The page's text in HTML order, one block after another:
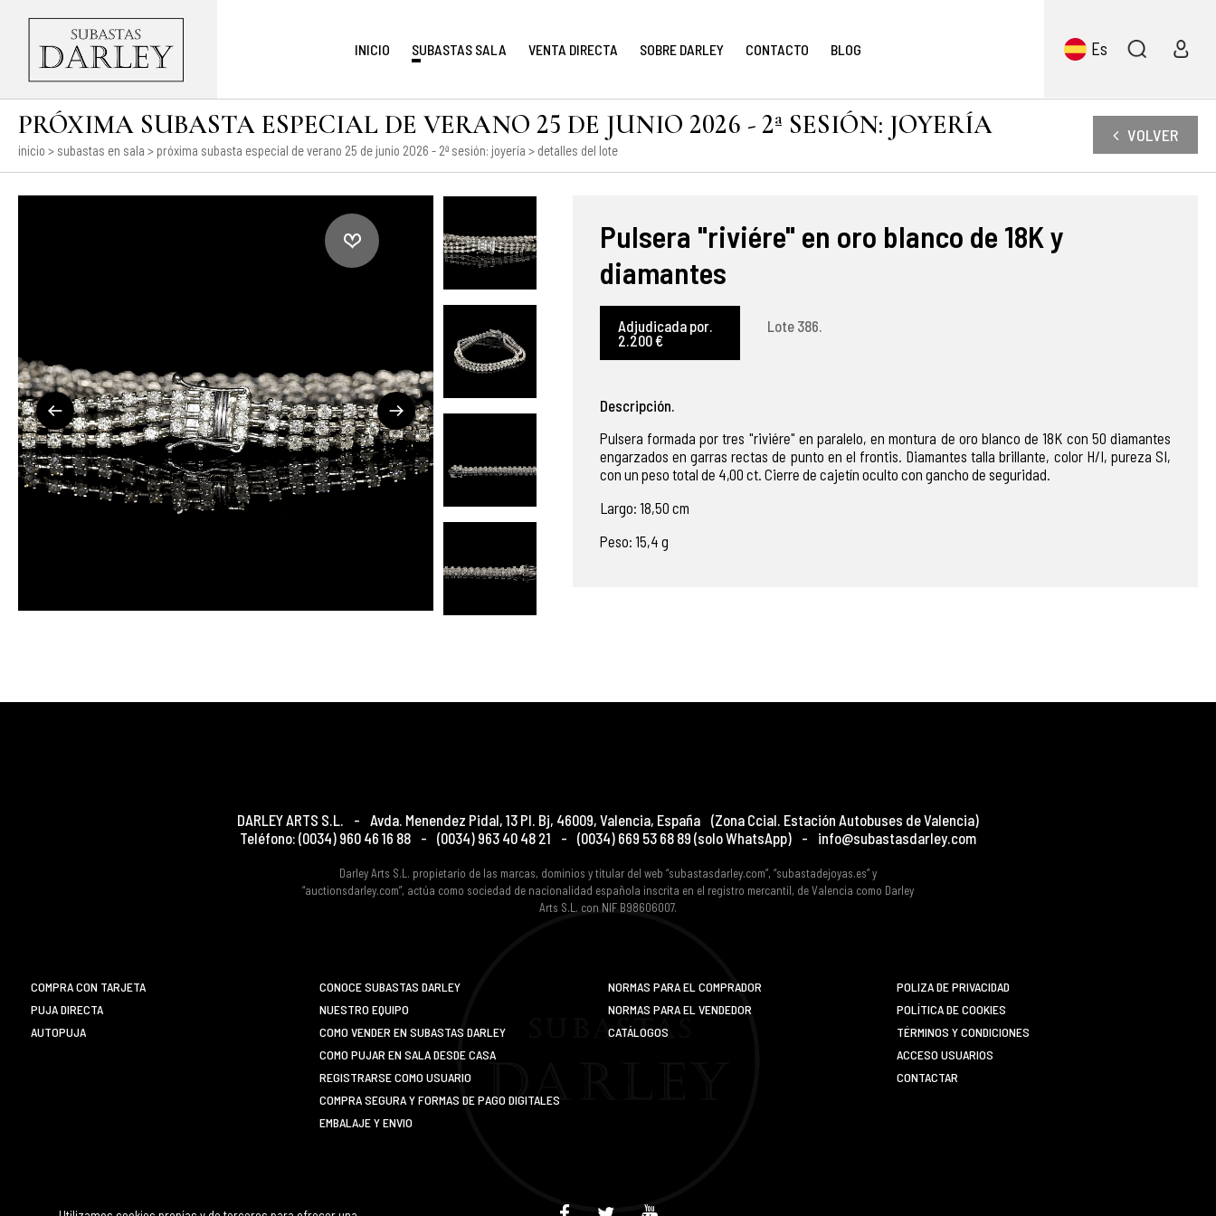
INICIO SUBASTAS SALA VENTA DIRECTA SOBRE DARLEY CONTACTO BLOG Es
PRÓXIMA SUBASTA ESPECIAL DE VERANO 25 DE JUNIO 2026 - 2ª SESIÓN: JOYERÍA
inicio > subastas en sala > próxima subasta especial de verano 25 de junio 2026 - 2ª sesión: joyería > detalles del lote
VOLVER
Pulsera "riviére" en oro blanco de 18K y
diamantes
Adjudicada por.
2.200 €
Lote 386.
Descripción.
Pulsera formada por tres "riviére" en paralelo, en montura de oro blanco de 18K con 50 diamantes
engarzados en garras rectas de punto en el frontis. Diamantes talla brillante, color H/I, pureza SI,
con un peso total de 4,00 ct. Cierre de cajetín oculto con gancho de seguridad.
Largo: 18,50 cm
Peso: 15,4 g
DARLEY ARTS S.L. - Avda. Menendez Pidal, 13 Pl. Bj, 46009, Valencia, España (Zona Ccial. Estación Autobuses de Valencia)
Teléfono: (0034) 960 46 16 88 - (0034) 963 40 48 21 - (0034) 669 53 68 89 (solo WhatsApp) - info@subastasdarley.com
Darley Arts S.L. propietario de las marcas, dominios y titular del web “subastasdarley.com”, “subastadejoyas.es” y
“auctionsdarley.com”, actúa como sociedad de nacionalidad española inscrita en el registro mercantil, de Valencia como Darley
Arts S.L. con NIF B98606007.
COMPRA CON TARJETA
PUJA DIRECTA
AUTOPUJA
CONOCE SUBASTAS DARLEY
NUESTRO EQUIPO
COMO VENDER EN SUBASTAS DARLEY
COMO PUJAR EN SALA DESDE CASA
REGISTRARSE COMO USUARIO
COMPRA SEGURA Y FORMAS DE PAGO DIGITALES
EMBALAJE Y ENVIO
NORMAS PARA EL COMPRADOR
NORMAS PARA EL VENDEDOR
CATÁLOGOS
POLIZA DE PRIVACIDAD
POLÍTICA DE COOKIES
TÉRMINOS Y CONDICIONES
ACCESO USUARIOS
CONTACTAR